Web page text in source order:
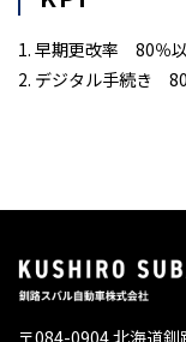
1. 早期更改率 80％
2. デジタル手続き
〒084-0904 北海道